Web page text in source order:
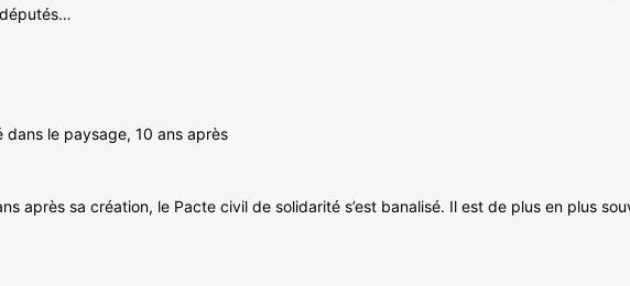
le paysage, 10 ans après
après sa création, le Pacte civil de solidarité s’est banalisé. Il est de plus en plus